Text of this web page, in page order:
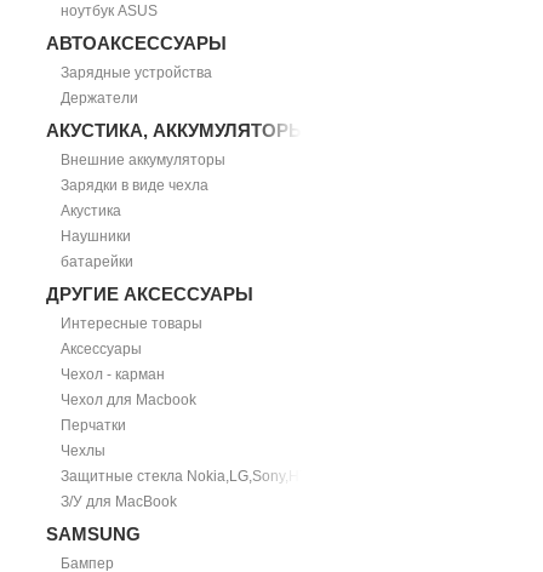
ноутбук ASUS
АВТОАКСЕССУАРЫ
Зарядные устройства
Держатели
АКУСТИКА, АККУМУЛЯТОРЫ
Внешние аккумуляторы
Зарядки в виде чехла
Акустика
Наушники
батарейки
ДРУГИЕ АКСЕССУАРЫ
Интересные товары
Аксессуары
Чехол - карман
Чехол для Macbook
Перчатки
Чехлы
Защитные стекла Nokia,LG,Sony,HTC
З/У для MacBook
SAMSUNG
Бампер